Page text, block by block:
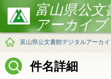
富山県公文
アーカイブ
富山県公文書館デジタルアーカ
件名詳細